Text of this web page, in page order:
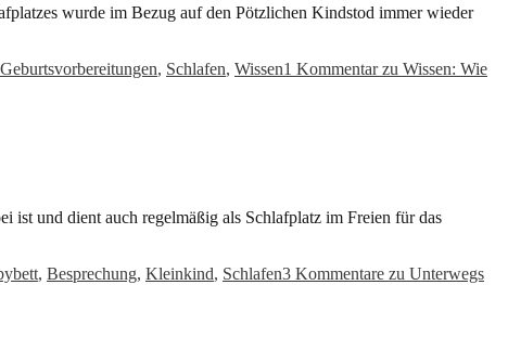
wurde im Bezug auf den Pötzlichen Kindstod immer wieder
Geburtsvorbereitungen, Schlafen, Wissen1 Kommentarzu Wissen: Wie
ist und dient auch regelmäßig als Schlafplatz im Freien für das
, Besprechung, Kleinkind, Schlafen3 Kommentare zu Unterwegs